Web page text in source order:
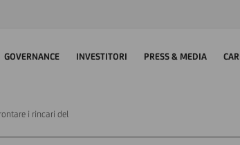
GOVERNANCE INVESTITORI PRESS & MEDIA
i rincari del